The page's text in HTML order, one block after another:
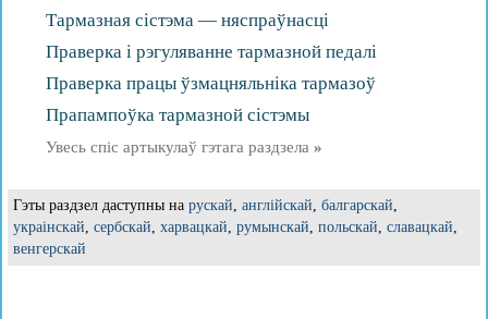
Тармазная сістэма — няспраўнасці
Праверка і рэгуляванне тармазной педалі
Праверка працы ўзмацняльніка тармазоў
Прапампоўка тармазной сістэмы
Увесь спіс артыкулаў гэтага раздзела »
Гэты раздзел даступны на рускай, англійскай, балгарскай,
украінскай, сербскай, харвацкай, румынскай, польскай, славацкай,
венгерскай